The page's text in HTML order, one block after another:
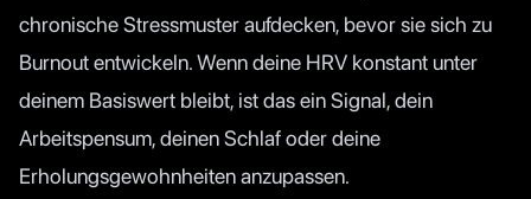
chronische Stressmuster aufdecken, bevor sie sich zu
Burnout entwickeln. Wenn deine HRV konstant unter
deinem Basiswert bleibt, ist das ein Signal, dein
Arbeitspensum, deinen Schlaf oder deine
Erholungsgewohnheiten anzupassen.